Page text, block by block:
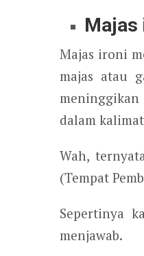
Majas
Majas ironi
majas atau
dalam
Wah,
(Tempat
Sepertinya
menjawab.